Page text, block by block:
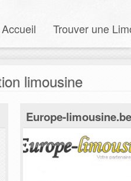
Accueil Trouver une
limousine
Europe-limousine.be